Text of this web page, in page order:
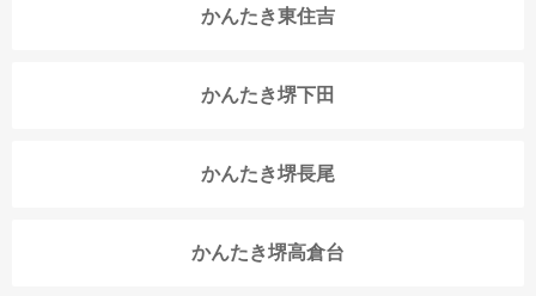
かんたき東住吉
かんたき堺下田
かんたき堺長尾
かんたき堺高倉台